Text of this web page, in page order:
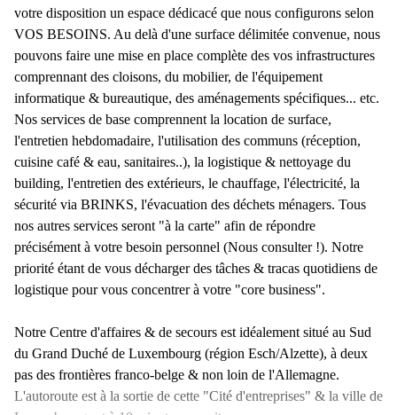
votre disposition un espace dédicacé que nous configurons selon
VOS BESOINS. Au delà d'une surface délimitée convenue, nous
pouvons faire une mise en place complète des vos infrastructures
comprennant des cloisons, du mobilier, de l'équipement
informatique & bureautique, des aménagements spécifiques... etc.
Nos services de base comprennent la location de surface,
l'entretien hebdomadaire, l'utilisation des communs (réception,
cuisine café & eau, sanitaires..), la logistique & nettoyage du
building, l'entretien des extérieurs, le chauffage, l'électricité, la
sécurité via BRINKS, l'évacuation des déchets ménagers. Tous
nos autres services seront "à la carte" afin de répondre
précisément à votre besoin personnel (Nous consulter !). Notre
priorité étant de vous décharger des tâches & tracas quotidiens de
logistique pour vous concentrer à votre "core business".
Notre Centre d'affaires & de secours est idéalement situé au Sud
du Grand Duché de Luxembourg (région Esch/Alzette), à deux
pas des frontières franco-belge & non loin de l'Allemagne.
L'autoroute est à la sortie de cette "Cité d'entreprises" & la ville de